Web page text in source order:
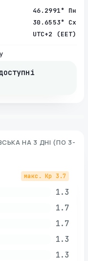
46.2991° Пн
30.6553° Сх
UTC+2 (EET)
НА 3 ДНІ (ПО 3-
макс. Kp 3.7
1.3
1.7
1.7
1.3
1.3